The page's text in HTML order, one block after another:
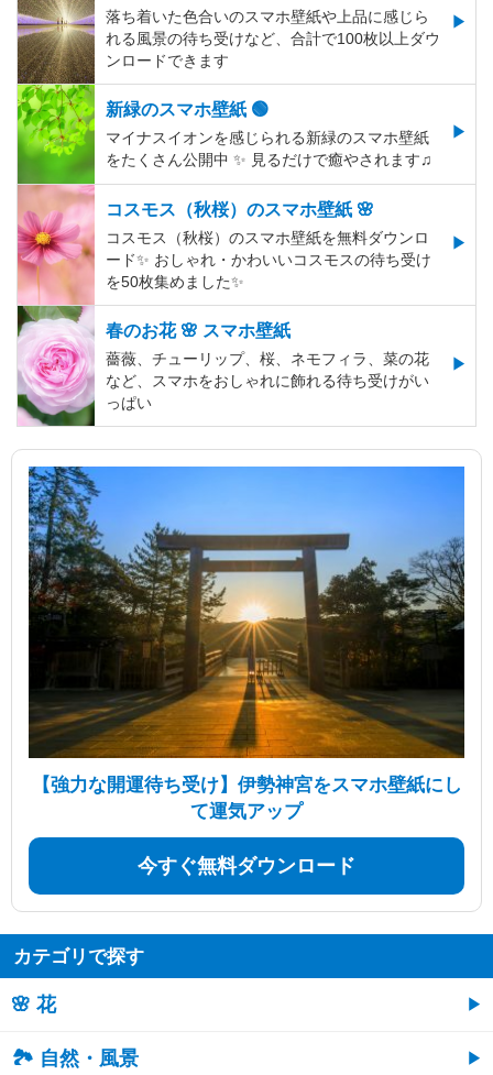
落ち着いた色合いのスマホ壁紙や上品に感じら
れる風景の待ち受けなど、合計で100枚以上ダウ
ンロードできます
新緑のスマホ壁紙 🟢
マイナスイオンを感じられる新緑のスマホ壁紙
をたくさん公開中 ✨ 見るだけで癒やされます♫
コスモス（秋桜）のスマホ壁紙 🌸
コスモス（秋桜）のスマホ壁紙を無料ダウンロ
ード✨️ おしゃれ・かわいいコスモスの待ち受け
を50枚集めました✨️
春のお花 🌸 スマホ壁紙
薔薇、チューリップ、桜、ネモフィラ、菜の花
など、スマホをおしゃれに飾れる待ち受けがい
っぱい
【強力な開運待ち受け】伊勢神宮をスマホ壁紙にし
て運気アップ
今すぐ無料ダウンロード
カテゴリで探す
🌸 花
🏞️ 自然・風景